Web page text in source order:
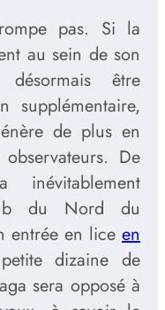
pas. Si la
au sein de son
être
supplémentaire,
de plus en
De
du Nord du
entrée en lice en
dizaine de
sera opposé à